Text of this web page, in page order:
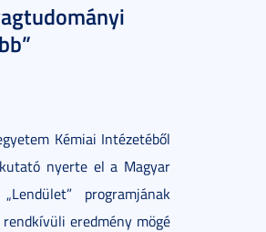
Kémiai Intézetéből
nyerte el a Magyar
programjának
rendkívüli eredmény mögé